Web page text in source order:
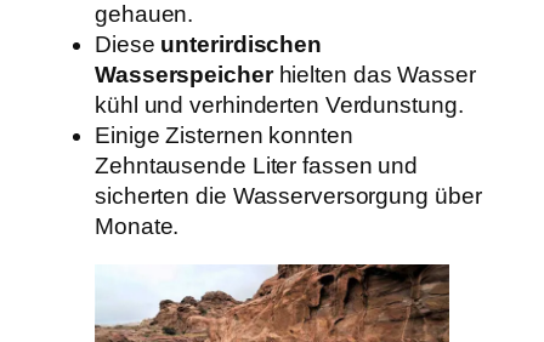
gehauen.
Diese unterirdischen
Wasserspeicherhielten das Wasser
kühl und verhinderten Verdunstung.
Einige Zisternen konnten
Zehntausende Liter fassen und
sicherten die Wasserversorgung über
Monate.